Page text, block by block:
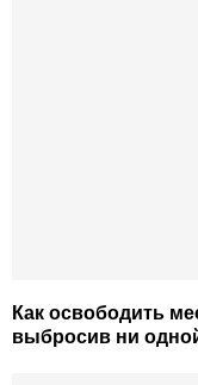
Как освободить
выбросив ни